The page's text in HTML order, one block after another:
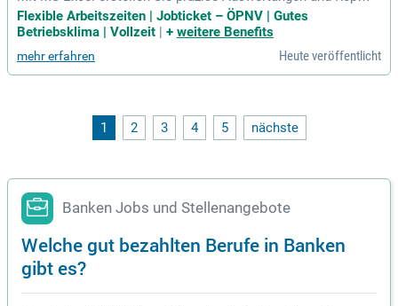
ts, die entscheidend für Management-Entscheidungen sind. I
hre kaufmännische Ausbildung und praktische Erfahrung im
ommunizieren direkt mit Kund:innen und Leistungspartnern,
um buchhalterische Sachverhalte zu klären. Versiert im Um
rierte Arbeitsweise zeichnen Sie aus. Der Kontakt zu Kund:i
nnen sowie die Teamarbeit bereiten Ihnen Freude und förder
Flexible Arbeitszeiten | Jobticket – ÖPNV | Gutes
Betriebsklima | Vollzeit | + weitere Benefits
mehr erfahren Heute veröffentlicht
1 2 3 4 5 nächste
Banken Jobs und Stellenangebote
Welche gut bezahlten Berufe in Banken
gibt es?